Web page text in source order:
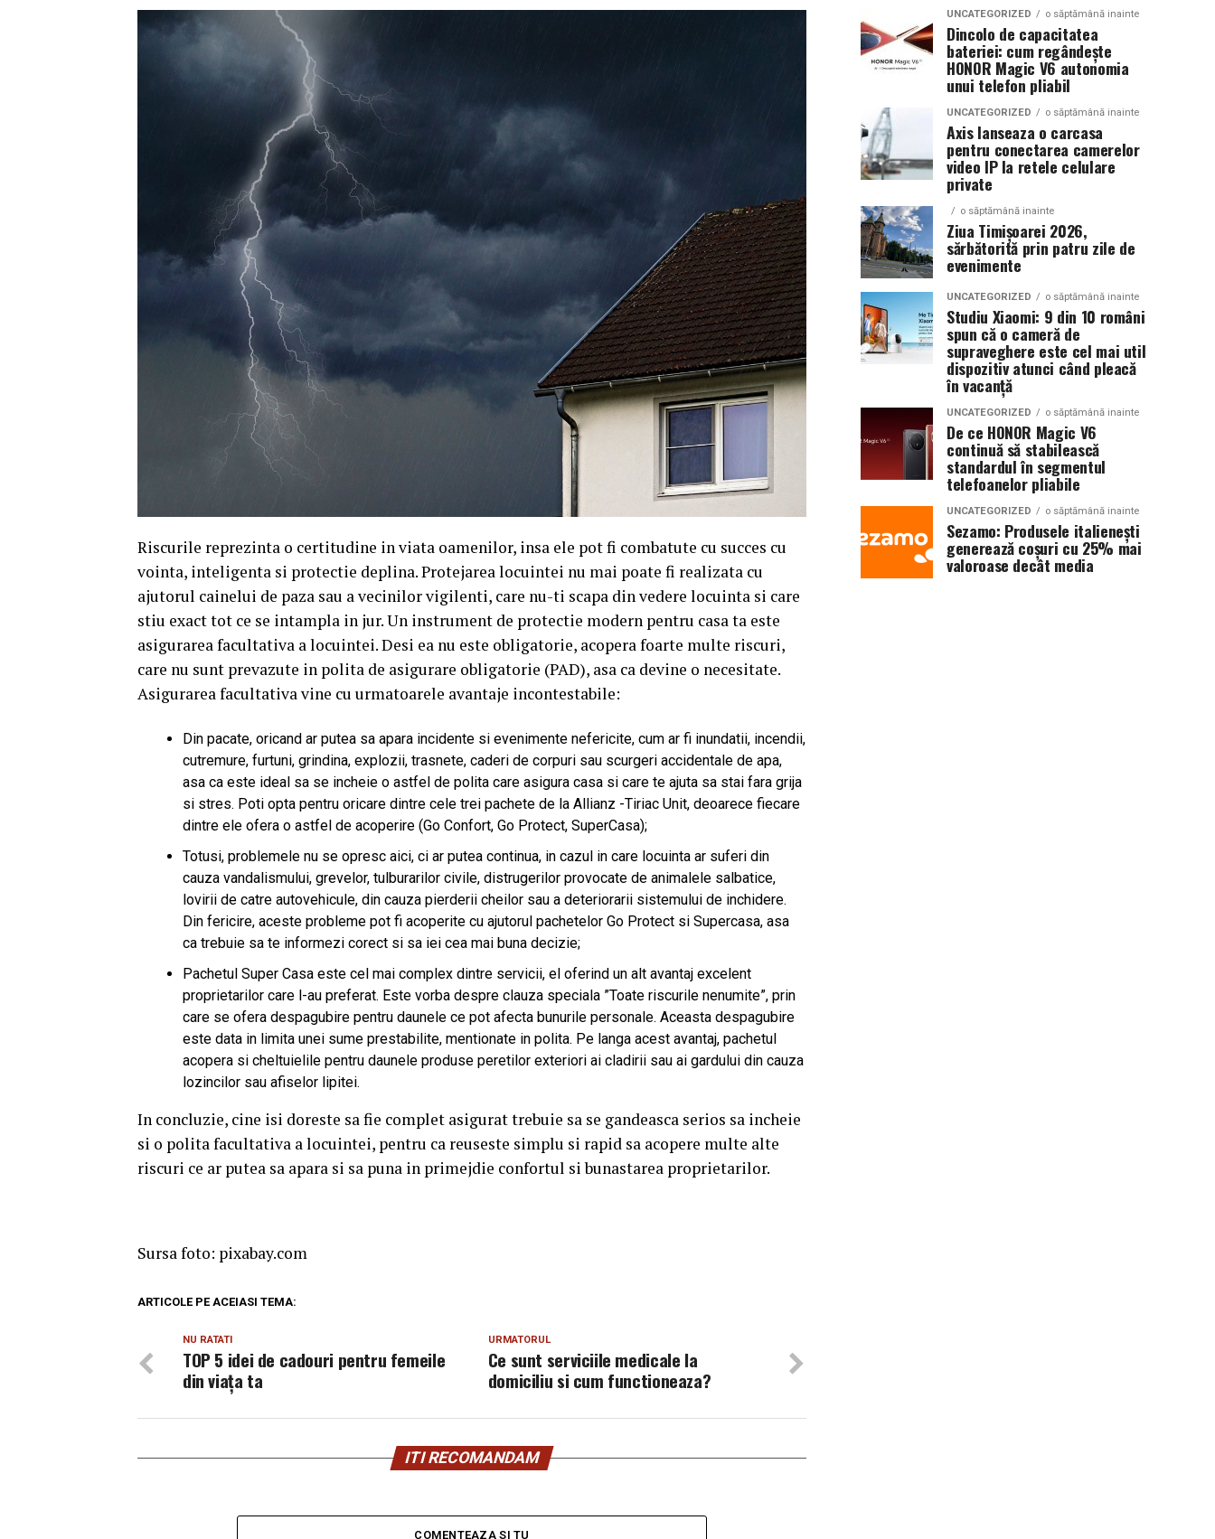
Riscurile reprezinta o certitudine in viata oamenilor, insa ele pot fi combatute cu succes cu
vointa, inteligenta si protectie deplina. Protejarea locuintei nu mai poate fi realizata cu
ajutorul cainelui de paza sau a vecinilor vigilenti, care nu-ti scapa din vedere locuinta si care
stiu exact tot ce se intampla in jur. Un instrument de protectie modern pentru casa ta este
asigurarea facultativa a locuintei. Desi ea nu este obligatorie, acopera foarte multe riscuri,
care nu sunt prevazute in polita de asigurare obligatorie (PAD), asa ca devine o necesitate.
Asigurarea facultativa vine cu urmatoarele avantaje incontestabile:
Din pacate, oricand ar putea sa apara incidente si evenimente nefericite, cum ar fi inundatii, incendii,
cutremure, furtuni, grindina, explozii, trasnete, caderi de corpuri sau scurgeri accidentale de apa,
asa ca este ideal sa se incheie o astfel de polita care asigura casa si care te ajuta sa stai fara grija
si stres. Poti opta pentru oricare dintre cele trei pachete de la Allianz -Tiriac Unit, deoarece fiecare
dintre ele ofera o astfel de acoperire (Go Confort, Go Protect, SuperCasa);
Totusi, problemele nu se opresc aici, ci ar putea continua, in cazul in care locuinta ar suferi din
cauza vandalismului, grevelor, tulburarilor civile, distrugerilor provocate de animalele salbatice,
lovirii de catre autovehicule, din cauza pierderii cheilor sau a deteriorarii sistemului de inchidere.
Din fericire, aceste probleme pot fi acoperite cu ajutorul pachetelor Go Protect si Supercasa, asa
ca trebuie sa te informezi corect si sa iei cea mai buna decizie;
Pachetul Super Casa este cel mai complex dintre servicii, el oferind un alt avantaj excelent
proprietarilor care l-au preferat. Este vorba despre clauza speciala ”Toate riscurile nenumite”, prin
care se ofera despagubire pentru daunele ce pot afecta bunurile personale. Aceasta despagubire
este data in limita unei sume prestabilite, mentionate in polita. Pe langa acest avantaj, pachetul
acopera si cheltuielile pentru daunele produse peretilor exteriori ai cladirii sau ai gardului din cauza
lozincilor sau afiselor lipitei.
In concluzie, cine isi doreste sa fie complet asigurat trebuie sa se gandeasca serios sa incheie
si o polita facultativa a locuintei, pentru ca reuseste simplu si rapid sa acopere multe alte
riscuri ce ar putea sa apara si sa puna in primejdie confortul si bunastarea proprietarilor.
Sursa foto: pixabay.com
ARTICOLE PE ACEIASI TEMA:
URMATORUL
Ce sunt serviciile medicale la
domiciliu si cum functioneaza?
NU RATATI
TOP 5 idei de cadouri pentru femeile
din viața ta
ITI RECOMANDAM
COMENTEAZA SI TU
UNCATEGORIZED o săptămână inainte
Dincolo de capacitatea
bateriei: cum regândește
HONOR Magic V6 autonomia
unui telefon pliabil
UNCATEGORIZED o săptămână inainte
Axis lanseaza o carcasa
pentru conectarea camerelor
video IP la retele celulare
private
o săptămână inainte
Ziua Timișoarei 2026,
sărbătorită prin patru zile de
evenimente
UNCATEGORIZED o săptămână inainte
Studiu Xiaomi: 9 din 10 români
spun că o cameră de
supraveghere este cel mai util
dispozitiv atunci când pleacă
în vacanță
UNCATEGORIZED o săptămână inainte
De ce HONOR Magic V6
continuă să stabilească
standardul în segmentul
telefoanelor pliabile
UNCATEGORIZED o săptămână inainte
Sezamo: Produsele italienești
generează coșuri cu 25% mai
valoroase decât media